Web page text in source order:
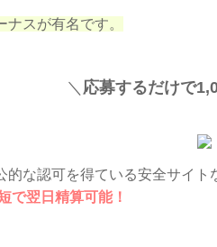
ナスが有名です。
＼ 応募するだけで
的な認可を得ている安全サイト
で翌日精算可能！